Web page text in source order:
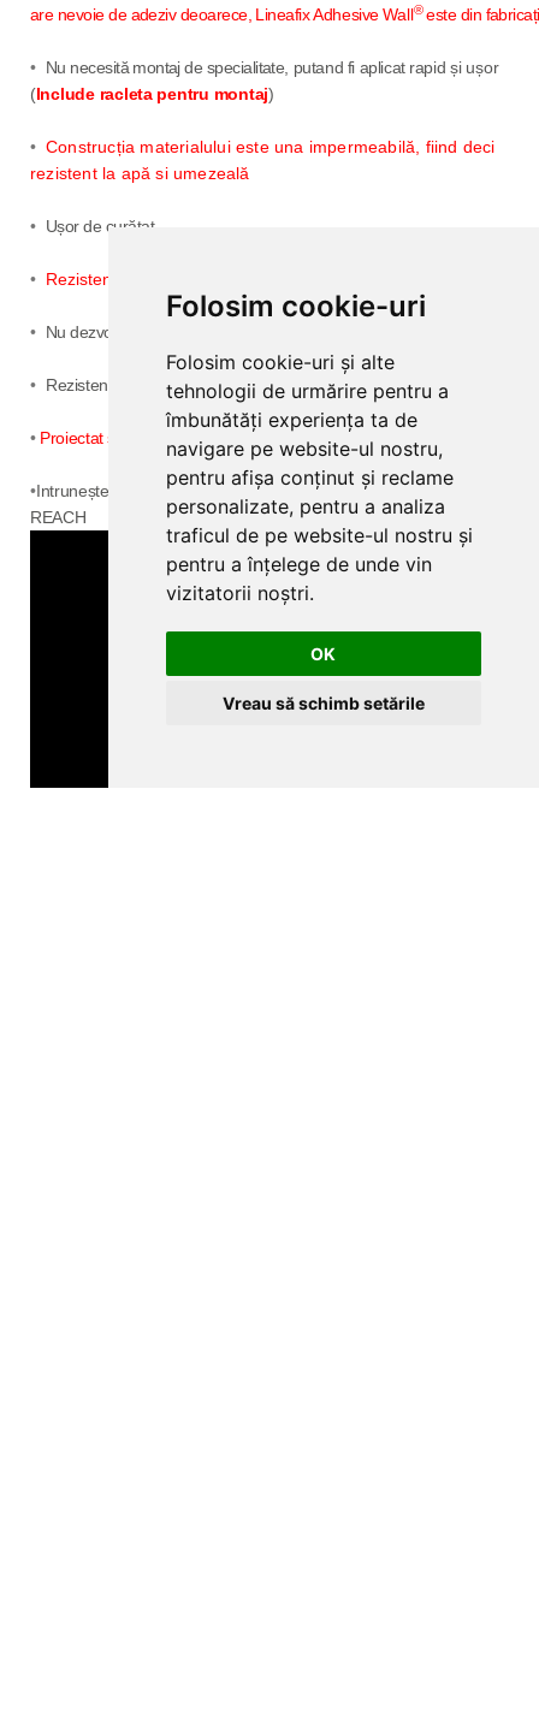
Folosim cookie-uri
Folosim cookie-uri și alte
tehnologii de urmărire pentru a
îmbunătăți experiența ta de
navigare pe website-ul nostru,
pentru afișa conținut și reclame
personalizate, pentru a analiza
traficul de pe website-ul nostru și
pentru a înțelege de unde vin
vizitatorii noștri.
OK
Vreau să schimb setările
are nevoie de adeziv deoarece, LineafixAdhesiveWall®este din
• Nu necesită montaj de specialitate, putand fi aplicat rapid și ușor
(Include racleta pentru montaj)
• Construcția materialului este una impermeabilă, fiind deci
rezistent la apă si umezeală
• Ușor de curățat
• Rezistent la lovituri
• Nu dezvoltă
• Rezistent la decoloraredatorităprintării digitalecu cerneluri
• Proiectatși Spania conform normativelor CEE
•Intrunește condițiile normativei medioambientale Europene
REACH